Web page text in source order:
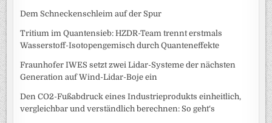
Dem Schneckenschleim auf der Spur
Tritium im Quantensieb: HZDR-Team trennt erstmals
Wasserstoff-Isotopengemisch durch Quanteneffekte
Fraunhofer IWES setzt zwei Lidar-Systeme der nächsten
Generation auf Wind-Lidar-Boje ein
Den CO2-Fußabdruck eines Industrieprodukts einheitlich,
vergleichbar und verständlich berechnen: So geht‘s